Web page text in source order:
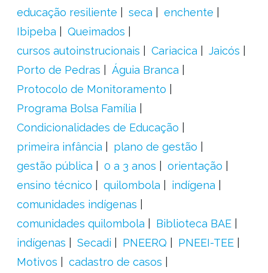
educação resiliente
seca
enchente
Ibipeba
Queimados
cursos autoinstrucionais
Cariacica
Jaicós
Porto de Pedras
Águia Branca
Protocolo de Monitoramento
Programa Bolsa Família
Condicionalidades de Educação
primeira infância
plano de gestão
gestão pública
0 a 3 anos
orientação
ensino técnico
quilombola
indígena
comunidades indígenas
comunidades quilombola
Biblioteca BAE
indígenas
Secadi PNEERQ
PNEEI-TEE
Motivos
cadastro de casos